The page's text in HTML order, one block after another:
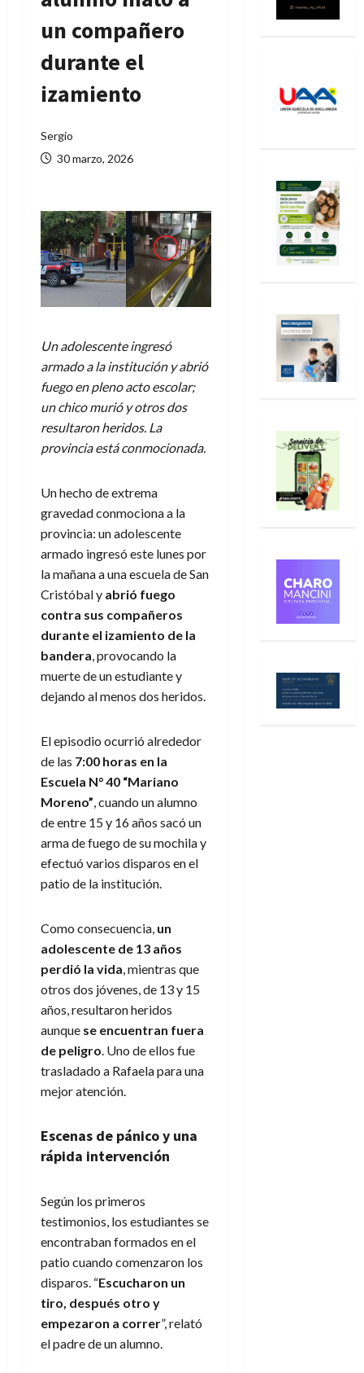
un compañero
durante el
izamiento
Sergio
30 marzo, 2026
Un adolescente ingresó
armado a la institución y abrió
fuego en pleno acto escolar;
un chico murió y otros dos
resultaron heridos. La
provincia está conmocionada.
Un hecho de extrema
gravedad conmociona a la
provincia: un adolescente
armado ingresó este lunes por
la mañana a una escuela de San
Cristóbal y abrió fuego
contra sus compañeros
durante el izamiento de la
bandera, provocando la
muerte de un estudiante y
dejando al menos dos heridos.
El episodio ocurrió alrededor
de las 7:00 horas en la
Escuela N° 40 “Mariano
Moreno”, cuando un alumno
de entre 15 y 16 años sacó un
arma de fuego de su mochila y
efectuó varios disparos en el
patio de la institución.
Como consecuencia, un
adolescente de 13 años
perdió la vida, mientras que
otros dos jóvenes, de 13 y 15
años, resultaron heridos
aunque se encuentran fuera
de peligro. Uno de ellos fue
trasladado a Rafaela para una
mejor atención.
Escenas de pánico y una
rápida intervención
Según los primeros
testimonios, los estudiantes se
encontraban formados en el
patio cuando comenzaron los
disparos. “Escucharon un
tiro, después otro y
empezaron a correr”, relató
el padre de un alumno.